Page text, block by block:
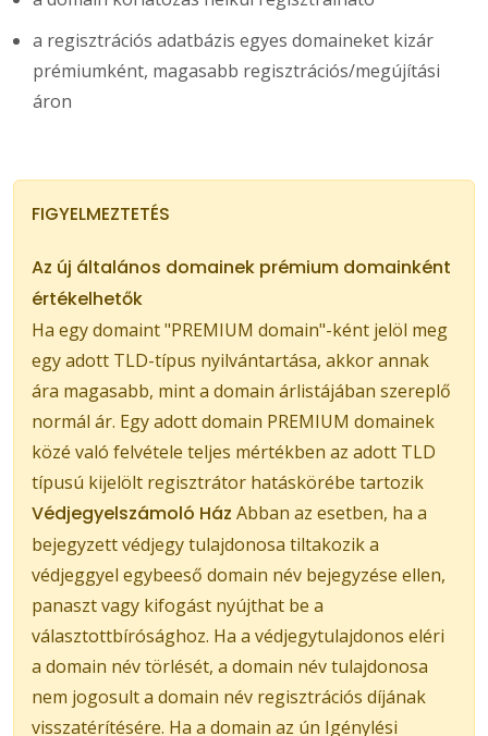
a regisztrációs adatbázis egyes domaineket kizár
prémiumként, magasabb regisztrációs/megújítási
áron
FIGYELMEZTETÉS
Az új általános domainek prémium domainként
értékelhetők
Ha egy domaint "PREMIUM domain"-ként jelöl meg
egy adott TLD-típus nyilvántartása, akkor annak
ára magasabb, mint a domain árlistájában szereplő
normál ár. Egy adott domain PREMIUM domainek
közé való felvétele teljes mértékben az adott TLD
típusú kijelölt regisztrátor hatáskörébe tartozik
Védjegyelszámoló Ház Abban az esetben, ha a
bejegyzett védjegy tulajdonosa tiltakozik a
védjeggyel egybeeső domain név bejegyzése ellen,
panaszt vagy kifogást nyújthat be a
választottbírósághoz. Ha a védjegytulajdonos eléri
a domain név törlését, a domain név tulajdonosa
nem jogosult a domain név regisztrációs díjának
visszatérítésére. Ha a domain az ún Igénylési